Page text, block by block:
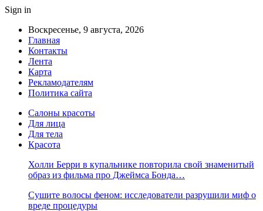
Sign in
Воскресенье, 9 августа, 2026
Главная
Контакты
Лента
Карта
Рекламодателям
Политика сайта
Салоны красоты
Для лица
Для тела
Красота
Холли Берри в купальнике повторила свой знаменитый
образ из фильма про Джеймса Бонда…
Сушите волосы феном: исследователи разрушили миф о
вреде процедуры